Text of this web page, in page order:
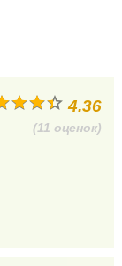
4.36
(11 оценок)